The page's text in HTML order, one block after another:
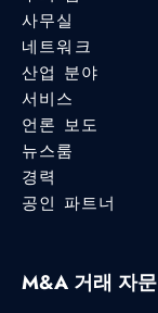
사무실
네트워크
산업 분야
서비스
언론 보도
뉴스룸
경력
공인 파트너
M&A 거래 자문